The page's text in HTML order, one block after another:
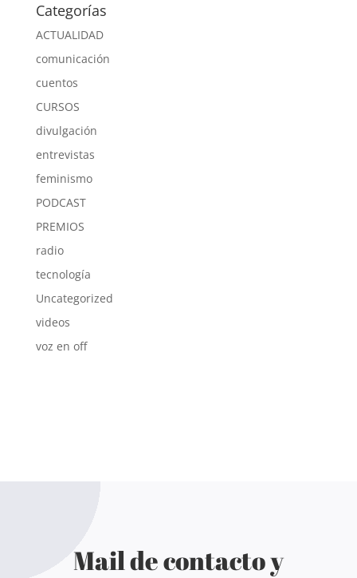
Categorías
ACTUALIDAD
comunicación
cuentos
CURSOS
divulgación
entrevistas
feminismo
PODCAST
PREMIOS
radio
tecnología
Uncategorized
videos
voz en off
Mail de contacto y